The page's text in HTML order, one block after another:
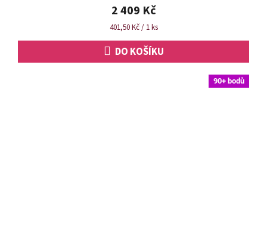
z
5
hvězdiček.
2 409 Kč
Měrná
401,50 Kč / 1 ks
DO KOŠÍKU
90+ bodů